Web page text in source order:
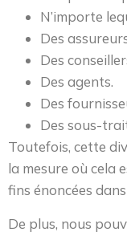
N’importe
Des
Des
Des agents.
Des
Des sous-
Toutefois, cette
la mesure où cela
fins énoncées
De plus, nous